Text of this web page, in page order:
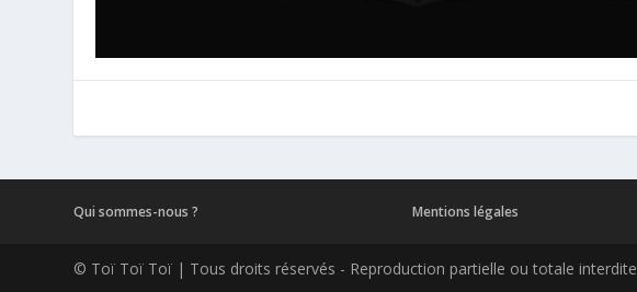
Qui sommes-nous ? Mentions légales
© Toï Toï Toï | Tous droits réservés - Reproduction partielle ou totale interdite